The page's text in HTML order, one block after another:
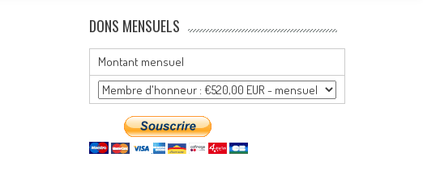
DONS MENSUELS
Montant mensuel